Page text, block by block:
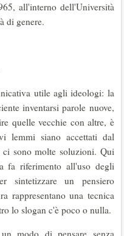
all'interno dell'Università
di genere.
utile agli ideologi: la
inventarsi parole nuove,
quelle vecchie con altre, è
lemmi siano accettati dal
sono molte soluzioni. Qui
fa riferimento all'uso degli
sintetizzare un pensiero
rappresentano una tecnica
lo slogan c'è poco o nulla.
modo di pensare senza